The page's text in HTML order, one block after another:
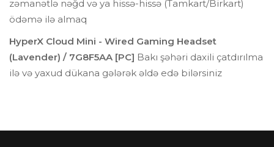
zəmanətlə nəğd və ya hissə-hissə (Tamkart/Birkart)
ödəmə ilə almaq
HyperX Cloud Mini - Wired Gaming Headset
(Lavender) / 7G8F5AA [PC] Bakı şəhəri daxili çatdırılma
ilə və yaxud dükana gələrək əldə edə bilərsiniz